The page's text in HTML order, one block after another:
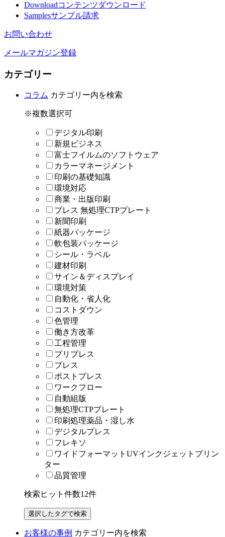
Downloadコンテンツダウンロード
Samplesサンプル請求
お問い合わせ
メールマガジン登録
カテゴリー
コラム カテゴリー内を検索
※複数選択可
デジタル印刷
新規ビジネス
富士フイルムのソフトウェア
カラーマネージメント
印刷の基礎知識
環境対応
商業・出版印刷
プレス 無処理CTPプレート
新聞印刷
紙器パッケージ
軟包装パッケージ
シール・ラベル
建材印刷
サイン＆ディスプレイ
環境対策
自動化・省人化
コストダウン
色管理
働き方改革
工程管理
プリプレス
プレス
ポストプレス
ワークフロー
自動組版
無処理CTPプレート
印刷処理薬品・湿し水
デジタルプレス
フレキソ
ワイドフォーマットUVインクジェットプリン
ター
品質管理
検索ヒット件数12件
お客様の事例 カテゴリー内を検索